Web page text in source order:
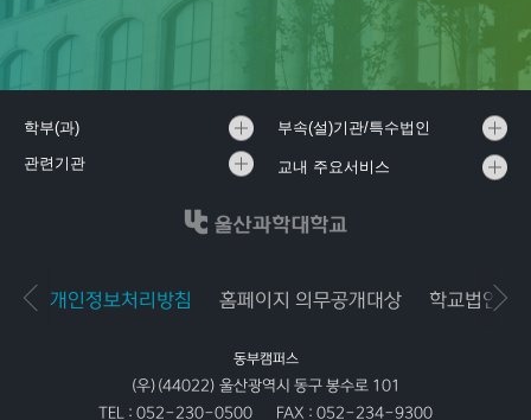
동부캠퍼스
(우)(44022) 울산광역시 동구 봉수로 101
TEL : 052-230-0500 FAX : 052-234-9300
개인정보처리방침 홈페이지 의무공개대상 학교법인공
학부(과)
부속(설)기관/특수법인
관련기관
교내 주요서비스